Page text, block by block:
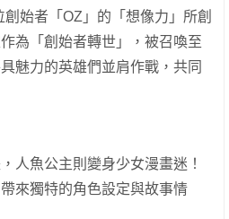
創始者「OZ」的「想像力」所創
為「創始者轉世」，被召喚至
魅力的英雄們並肩作戰，共同
人魚公主則變身少女漫畫迷！
來獨特的角色設定與故事情